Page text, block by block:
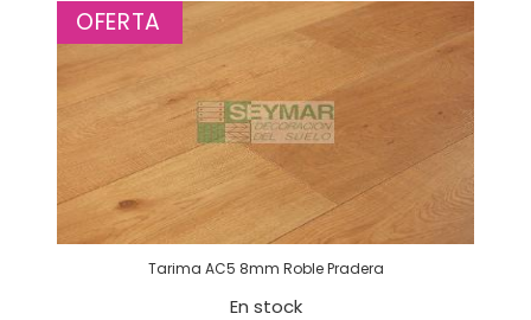
OFERTA
Tarima AC5 8mm Roble Pradera
En stock